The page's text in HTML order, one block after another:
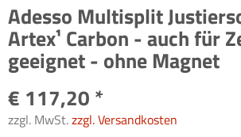
Adesso Multisplit
Artex¹ Carbon - auch für
geeignet - ohne Magnet
€ 117,20 *
zzgl. MwSt.zzgl. Versandkosten